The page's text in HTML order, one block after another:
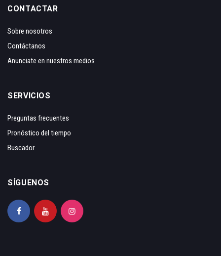
CONTACTAR
Sobre nosotros
Contáctanos
Anunciate en nuestros medios
SERVICIOS
Preguntas frecuentes
Pronóstico del tiempo
Buscador
SÍGUENOS